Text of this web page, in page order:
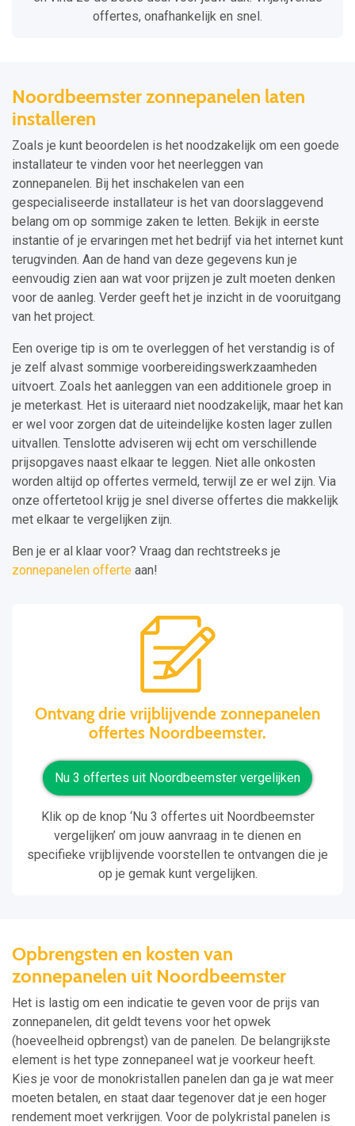
offertes, onafhankelijk en snel.
Noordbeemster zonnepanelen laten
installeren
Zoals je kunt beoordelen is het noodzakelijk om een goede
installateur te vinden voor het neerleggen van
zonnepanelen. Bij het inschakelen van een
gespecialiseerde installateur is het van doorslaggevend
belang om op sommige zaken te letten. Bekijk in eerste
instantie of je ervaringen met het bedrijf via het internet kunt
terugvinden. Aan de hand van deze gegevens kun je
eenvoudig zien aan wat voor prijzen je zult moeten denken
voor de aanleg. Verder geeft het je inzicht in de vooruitgang
van het project.
Een overige tip is om te overleggen of het verstandig is of
je zelf alvast sommige voorbereidingswerkzaamheden
uitvoert. Zoals het aanleggen van een additionele groep in
je meterkast. Het is uiteraard niet noodzakelijk, maar het kan
er wel voor zorgen dat de uiteindelijke kosten lager zullen
uitvallen. Tenslotte adviseren wij echt om verschillende
prijsopgaves naast elkaar te leggen. Niet alle onkosten
worden altijd op offertes vermeld, terwijl ze er wel zijn. Via
onze offertetool krijg je snel diverse offertes die makkelijk
met elkaar te vergelijken zijn.
Ben je er al klaar voor? Vraag dan rechtstreeks je
zonnepanelen offerte aan!
Ontvang drie vrijblijvende zonnepanelen
offertes Noordbeemster.
Nu 3 offertes uit Noordbeemster vergelijken
Klik op de knop ‘Nu 3 offertes uit Noordbeemster
vergelijken’ om jouw aanvraag in te dienen en
specifieke vrijblijvende voorstellen te ontvangen die je
op je gemak kunt vergelijken.
Opbrengsten en kosten van
zonnepanelen uit Noordbeemster
Het is lastig om een indicatie te geven voor de prijs van
zonnepanelen, dit geldt tevens voor het opwek
(hoeveelheid opbrengst) van de panelen. De belangrijkste
element is het type zonnepaneel wat je voorkeur heeft.
Kies je voor de monokristallen panelen dan ga je wat meer
moeten betalen, en staat daar tegenover dat je een hoger
rendement moet verkrijgen. Voor de polykristal panelen is